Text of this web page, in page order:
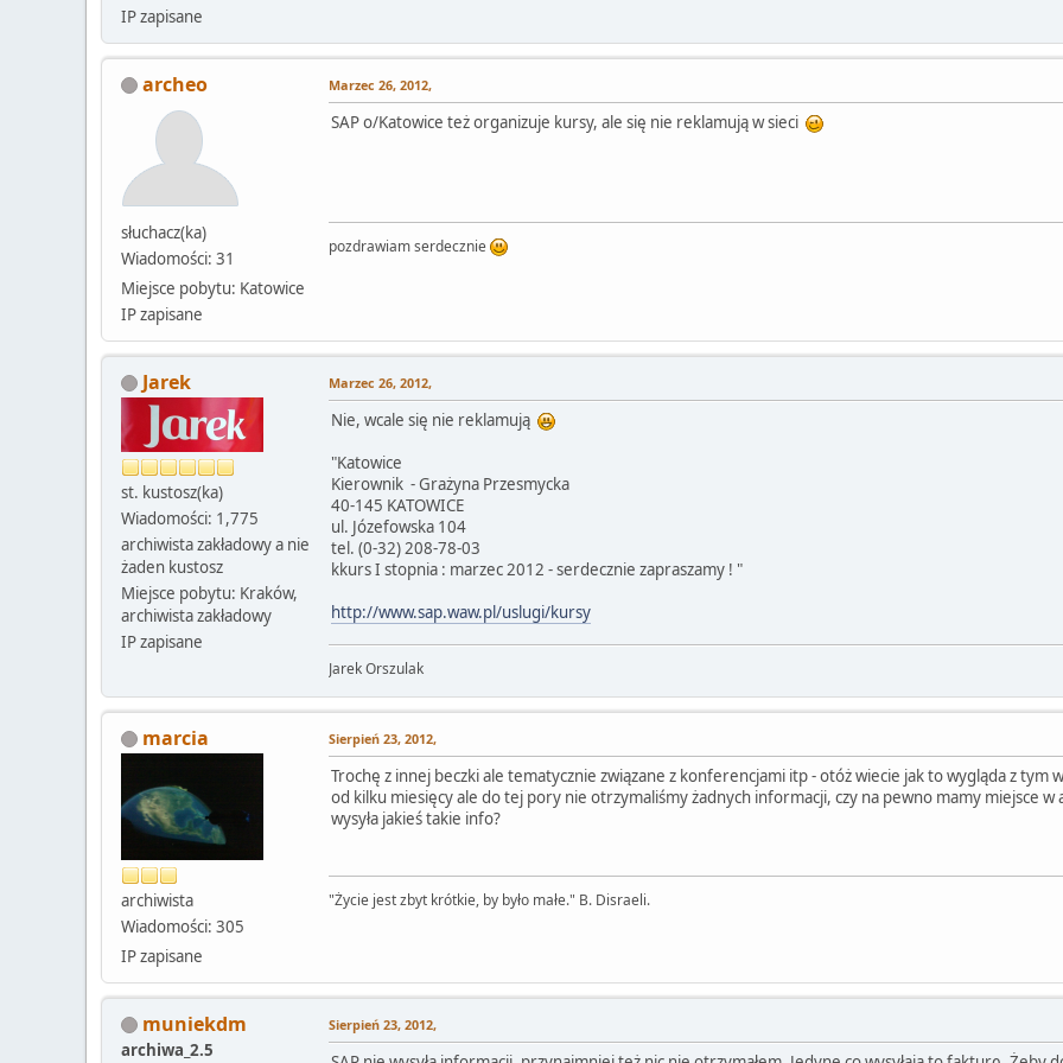
IP zapisane
archeo
słuchacz(ka)
Wiadomości: 31
Miejsce pobytu: Katowice
IP zapisane
Marzec 26, 2012,
SAP o/Katowice też organizuje kursy, ale się nie reklamują w sieci
pozdrawiam serdecznie
Jarek
st. kustosz(ka)
Wiadomości: 1,775
archiwista zakładowy a nie
żaden kustosz
Miejsce pobytu: Kraków,
archiwista zakładowy
IP zapisane
Marzec 26, 2012,
Nie, wcale się nie reklamują
"Katowice
Kierownik - Grażyna Przesmycka
40-145 KATOWICE
ul. Józefowska 104
tel. (0-32) 208-78-03
kkurs I stopnia : marzec 2012 - serdecznie zapraszamy ! "
http://www.sap.waw.pl/uslugi/kursy
Jarek Orszulak
marcia
archiwista
Wiadomości: 305
IP zapisane
Sierpień 23, 2012,
Trochę z innej beczki ale tematycznie związane z konferencjami itp - otóż wiecie jak to wygląda z tym
od kilku miesięcy ale do tej pory nie otrzymaliśmy żadnych informacji, czy na pewno mamy miejsce
wysyła jakieś takie info?
"Życie jest zbyt krótkie, by było małe." B. Disraeli.
muniekdm
archiwa_2.5
Sierpień 23, 2012,